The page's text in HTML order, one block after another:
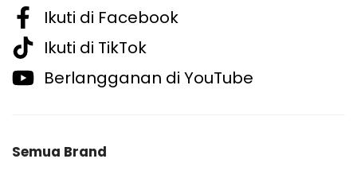
Ikuti di Facebook
Ikuti di TikTok
Berlangganan di YouTube
Semua Brand